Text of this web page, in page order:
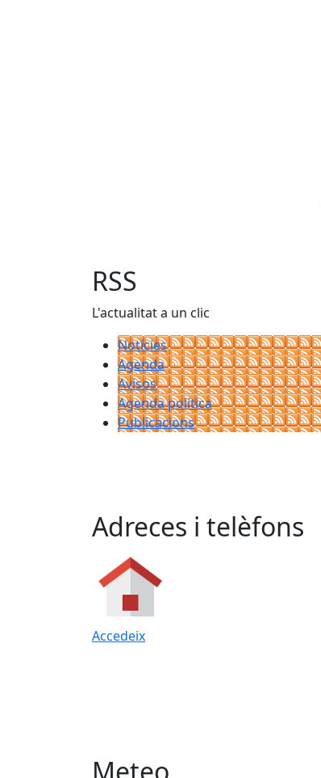
RSS
L'actualitat a un clic
Notícies
Agenda
Avisos
Agenda política
Publicacions
Adreces i telèfons
Accedeix